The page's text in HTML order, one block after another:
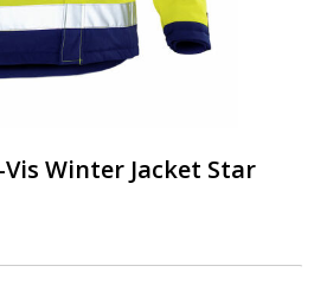
Vis Winter Jacket Star